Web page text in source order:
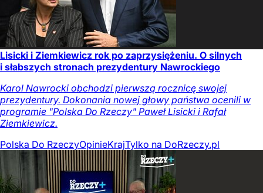
Lisicki i Ziemkiewicz rok po zaprzysiężeniu. O silnych
i słabszych stronach prezydentury Nawrockiego
Karol Nawrocki obchodzi pierwszą rocznicę swojej
prezydentury. Dokonania nowej głowy państwa ocenili w
programie "Polska Do Rzeczy" Paweł Lisicki i Rafał
Ziemkiewicz.
Polska Do RzeczyOpinieKrajTylko na DoRzeczy.pl